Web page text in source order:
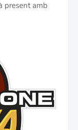
present amb